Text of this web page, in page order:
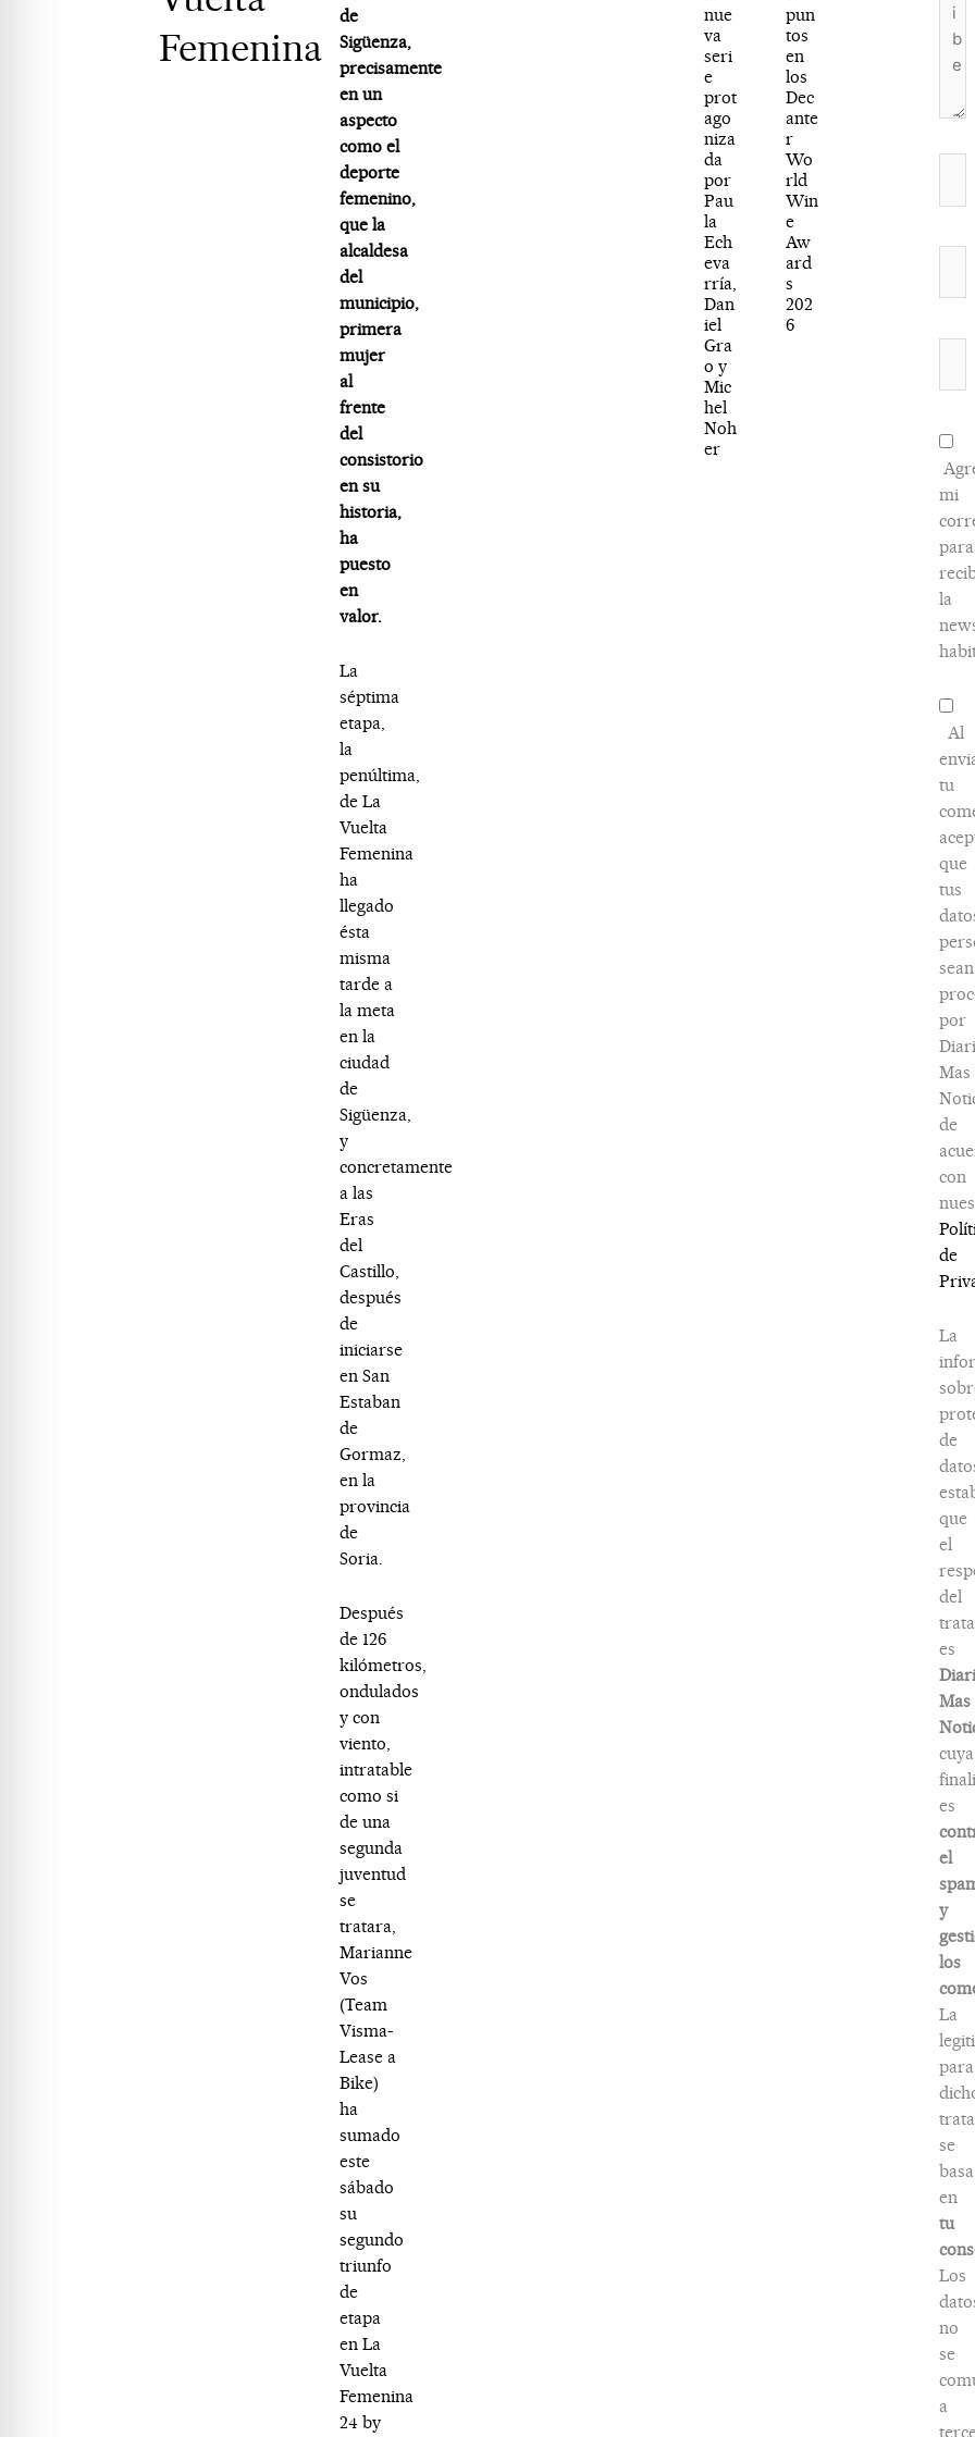
Femenina
de
Sigüenza,
precisamente
en un
aspecto
como el
deporte
femenino,
que la
alcaldesa
del
municipio,
primera
mujer
al
frente
del
consistorio
en su
historia,
ha
puesto
en
valor.
La
séptima
etapa,
la
penúltima,
de La
Vuelta
Femenina
ha
llegado
ésta
misma
tarde a
la meta
en la
ciudad
de
Sigüenza,
y
concretamente
a las
Eras
del
Castillo,
después
de
iniciarse
en San
Estaban
de
Gormaz,
en la
provincia
de
Soria.
Después
de 126
kilómetros,
ondulados
y con
viento,
intratable
como si
de una
segunda
juventud
se
tratara,
Marianne
Vos
(Team
Visma-
Lease a
Bike)
ha
sumado
este
sábado
su
segundo
triunfo
de
etapa
en La
Vuelta
Femenina
24 by
nue
va
seri
e
prot
ago
niza
da
por
Pau
la
Ech
eva
rría,
Dan
iel
Gra
o y
Mic
hel
Noh
er
pun
tos
en
los
Dec
ante
r
Wo
rld
Win
e
Aw
ard
s
202
6
mi
para
la
Al
tu
que
tus
sean
por
Mas
de
con
de
La
de
que
el
del
es
Mas
cuya
es
el
y
los
La
para
se
basa
en
tu
Los
no
se
a